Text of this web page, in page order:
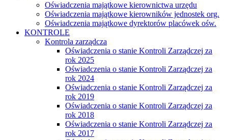
Oświadczenia majątkowe kierownictwa urzędu
Oświadczenia majątkowe kierowników jednostek org.
Oświadczenia majątkowe dyrektorów placówek ośw.
KONTROLE
Kontrola zarządcza
Oświadczenia o stanie Kontroli Zarządczej za
rok 2025
Oświadczenia o stanie Kontroli Zarządczej za
rok 2024
Oświadczenia o stanie Kontroli Zarządczej za
rok 2019
Oświadczenia o stanie Kontroli Zarządczej za
rok 2018
Oświadczenia o stanie Kontroli Zarządczej za
rok 2017